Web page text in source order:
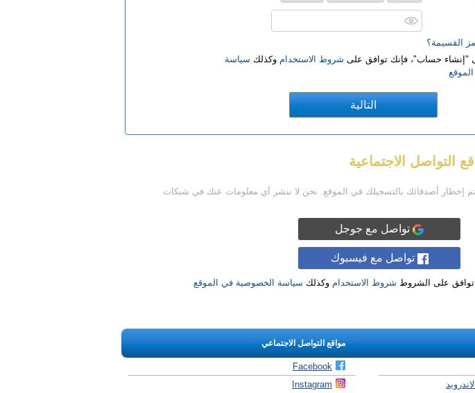
القسيمة؟
"‏إنشاء حساب‏"، فإنك توافق على شروط الاستخدام وكذلك سياسة
التواصل الاجتماعية
إخطار أصدقائك بالتسجيلك في الموقع. نحن لا ننشر أي معلومات عنك في شبكات
تواصل مع جوجل
تواصل مع فيسبوك
توافق على الشروط شروط الاستخدام وكذلك سياسة الخصوصية في الموقع
مواقع التواصل الاجتماعي
Facebook
Instagram